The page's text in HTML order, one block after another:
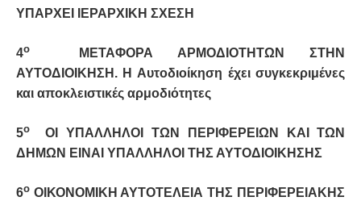
ΥΠΑΡΧΕΙ ΙΕΡΑΡΧΙΚΗ ΣΧΕΣΗ
4οΜΕΤΑΦΟΡΑ ΑΡΜΟΔΙΟΤΗΤΩΝ ΣΤΗΝ
ΑΥΤΟΔΙΟΙΚΗΣΗ. Η Αυτοδιοίκηση έχει συγκεκριμένες
και αποκλειστικές αρμοδιότητες
5οΟΙ ΥΠΑΛΛΗΛΟΙ ΤΩΝ ΠΕΡΙΦΕΡΕΙΩΝ ΚΑΙ ΤΩΝ
ΔΗΜΩΝ ΕΙΝΑΙ ΥΠΑΛΛΗΛΟΙ ΤΗΣ ΑΥΤΟΔΙΟΙΚΗΣΗΣ
6οΟΙΚΟΝΟΜΙΚΗ ΑΥΤΟΤΕΛΕΙΑ ΤΗΣ ΠΕΡΙΦΕΡΕΙΑΚΗΣ